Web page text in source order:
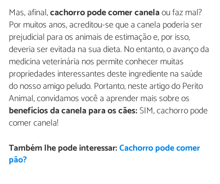
Mas, afinal,cachorro pode comer canelaou faz mal?
Por muitos anos, acreditou-se que a canela poderia ser
prejudicial para os animais de estimação e, por isso,
deveria ser evitada na sua dieta. No entanto, o avanço da
medicina veterinária nos permite conhecer muitas
propriedades interessantes deste ingrediente na saúde
do nosso amigo peludo. Portanto, neste artigo do Perito
Animal, convidamos você a aprender mais sobre os
benefícios da canela para os cães:SIM, cachorro pode
comer canela!
Também lhe pode interessar:Cachorro pode comer
pão?